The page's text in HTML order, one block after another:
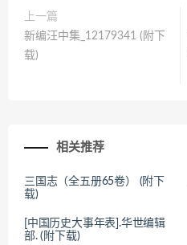
上一篇
新编汪中集_12179341 (附下
载)
相关推荐
三国志（全五册65卷） (附下
载)
[中国历史大事年表].华世编辑
部. (附下载)